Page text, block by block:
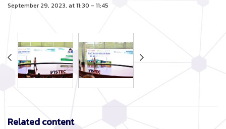
September 29, 2023, at 11:30 - 11:45
Related content